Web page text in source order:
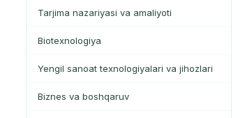
Tarjima nazariyasi va amaliyoti
Biotexnologiya
Yengil sanoat texnologiyalari va jihozlari
Biznes va boshqaruv